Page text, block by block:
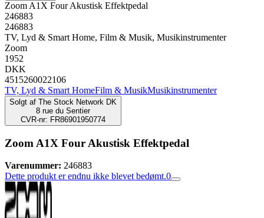
Zoom A1X Four Akustisk Effektpedal
246883
246883
TV, Lyd & Smart Home, Film & Musik, Musikinstrumenter
Zoom
1952
DKK
4515260022106
TV, Lyd & Smart HomeFilm & MusikMusikinstrumenter
Solgt af The Stock Network DK
8 rue du Sentier
CVR-nr: FR86901950774
Zoom A1X Four Akustisk Effektpedal
Varenummer: 246883
Dette produkt er endnu ikke blevet bedømt.0